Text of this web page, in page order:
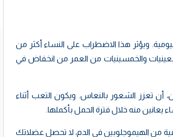
ويؤثر هذا الاضطراب على النساء أكثر من
والخمسينيات من العمر من انخفاض في
أن تعزز الشعور بالنعاس. ويكون التعب أثناء
يعانين منه خلال فترة الحمل بأكملها.
من الهيموجلوبين في الدم، لا تحصل عضلاتك